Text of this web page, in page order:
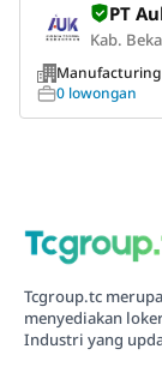
PT
Kab.
Manufacturing
0 lowongan
Tcgroup.tc
menyediakan
Industri yang